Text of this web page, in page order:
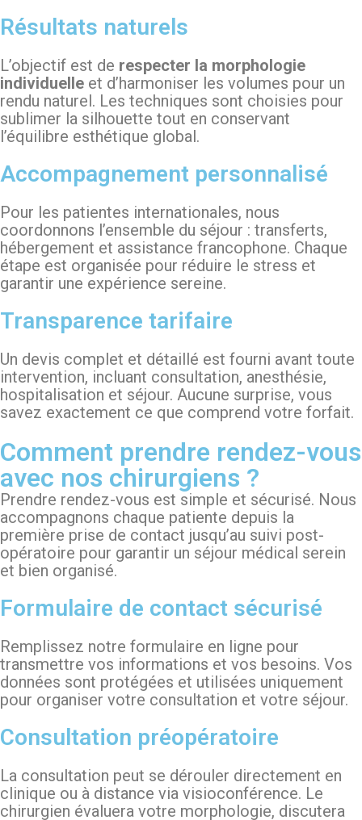
Résultats naturels
L’objectif est de respecter la morphologie
individuelle et d’harmoniser les volumes pour un
rendu naturel. Les techniques sont choisies pour
sublimer la silhouette tout en conservant
l’équilibre esthétique global.
Accompagnement personnalisé
Pour les patientes internationales, nous
coordonnons l’ensemble du séjour : transferts,
hébergement et assistance francophone. Chaque
étape est organisée pour réduire le stress et
garantir une expérience sereine.
Transparence tarifaire
Un devis complet et détaillé est fourni avant toute
intervention, incluant consultation, anesthésie,
hospitalisation et séjour. Aucune surprise, vous
savez exactement ce que comprend votre forfait.
Comment prendre rendez-vous
avec nos chirurgiens ?
Prendre rendez-vous est simple et sécurisé. Nous
accompagnons chaque patiente depuis la
première prise de contact jusqu’au suivi post-
opératoire pour garantir un séjour médical serein
et bien organisé.
Formulaire de contact sécurisé
Remplissez notre formulaire en ligne pour
transmettre vos informations et vos besoins. Vos
données sont protégées et utilisées uniquement
pour organiser votre consultation et votre séjour.
Consultation préopératoire
La consultation peut se dérouler directement en
clinique ou à distance via visioconférence. Le
chirurgien évaluera votre morphologie, discutera